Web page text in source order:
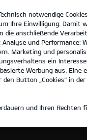
Autohaus
Zubehör
notwendige
Ihre Einwilligung. Damit
die anschließende
und Performance:
Marketing und
ein
Werbung aus. Eine
Button „Cookies“ in der
und Ihren Rechten